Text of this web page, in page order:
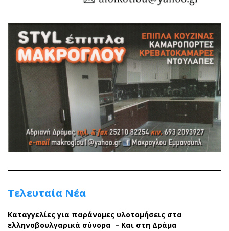
Τελευταία Νέα
Καταγγελίες για παράνομες υλοτομήσεις στα
ελληνοβουλγαρικά σύνορα – Και στη Δράμα